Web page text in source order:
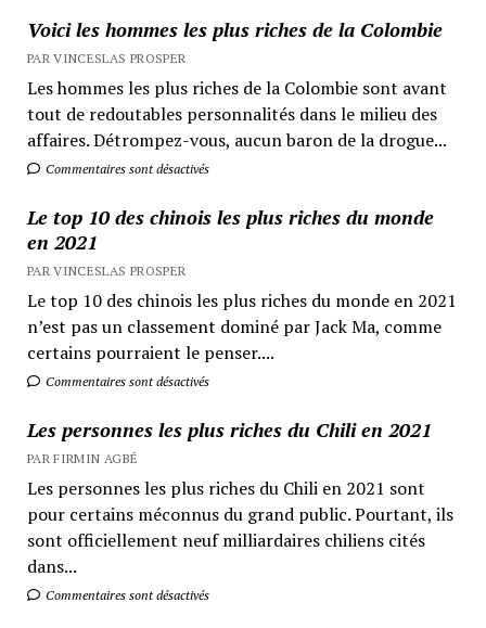
Voici les hommes les plus riches de la Colombie
PAR VINCESLAS PROSPER
Les hommes les plus riches de la Colombie sont avant
tout de redoutables personnalités dans le milieu des
affaires. Détrompez-vous, aucun baron de la drogue...
Commentaires sont désactivés
Le top 10 des chinois les plus riches du monde
en 2021
PAR VINCESLAS PROSPER
Le top 10 des chinois les plus riches du monde en 2021
n’est pas un classement dominé par Jack Ma, comme
certains pourraient le penser....
Commentaires sont désactivés
Les personnes les plus riches du Chili en 2021
PAR FIRMIN AGBÉ
Les personnes les plus riches du Chili en 2021 sont
pour certains méconnus du grand public. Pourtant, ils
sont officiellement neuf milliardaires chiliens cités
dans...
Commentaires sont désactivés